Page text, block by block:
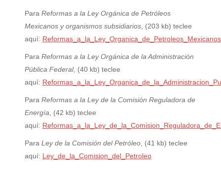
Para Reformas a la Ley Orgánica de Petróleos
Mexicanos y organismos subsidiarios , (203 kb) teclee
aquí:
Para Reformas a la Ley Orgánica de la Administración
Pública Federal, (40 kb) teclee
aquí:
Para Reformas a la Ley de la Comisión Reguladora de
Energía , (42 kb) teclee
aquí:
Para Ley de la Comisión del Petróleo , (41 kb) teclee
aquí: Ley_de_la_Comision_del_Petroleo